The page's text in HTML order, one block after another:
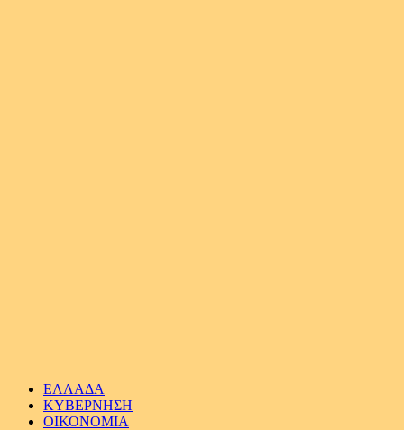
ΕΛΛΑΔΑ
ΚΥΒΕΡΝΗΣΗ
ΟΙΚΟΝΟΜΙΑ